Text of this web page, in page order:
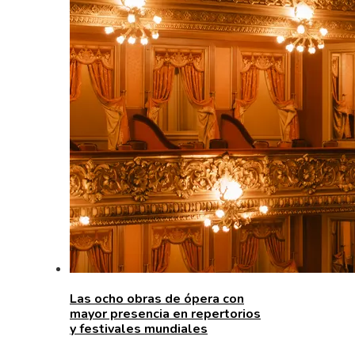
Las ocho obras de ópera con
mayor presencia en repertorios
y festivales mundiales